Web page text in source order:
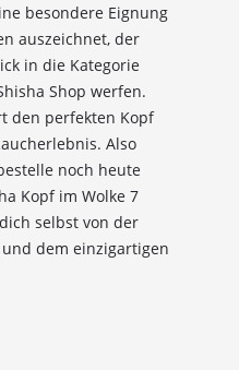
besondere Eignung
auszeichnet, der
in die Kategorie
Shop werfen.
den perfekten Kopf
Also
noch heute
Kopf im Wolke 7
selbst von der
dem einzigartigen
Liquid, Kohle und Xkah
Anmelden
zur